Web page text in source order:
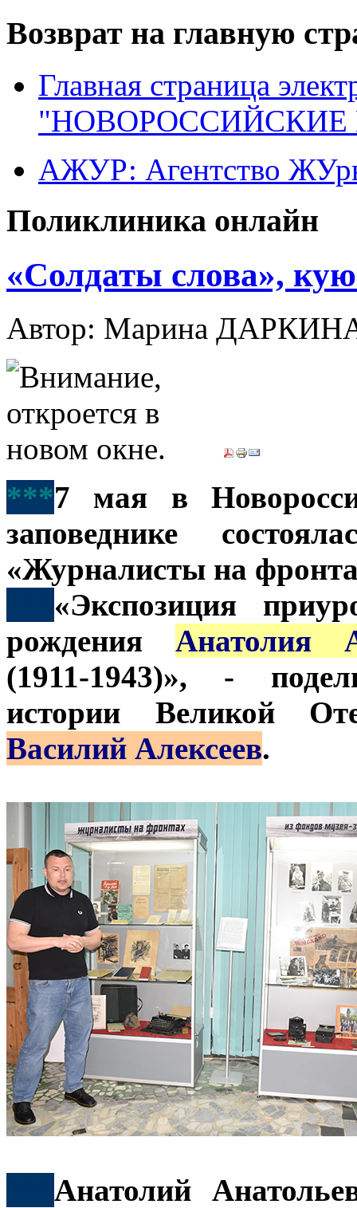
Возврат на главную
Главная страница
"НОВОРОССИЙСКИЕ
АЖУР: Агентство
Поликлиника онлайн
«Солдаты слова»,
Автор: Марина
***7 мая в
заповеднике
«Журналисты на
«Экспозиция
рождения Анатолия
(1911-1943)», -
истории Великой
Василий Алексеев.
Анатолий